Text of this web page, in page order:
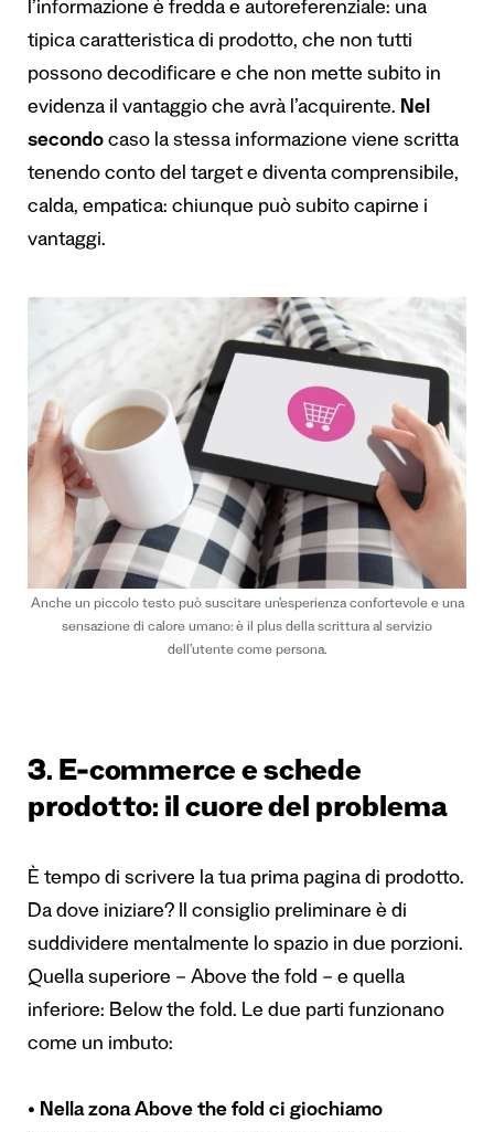
l’informazione è fredda e autoreferenziale: una
tipica caratteristica di prodotto, che non tutti
possono decodificare e che non mette subito in
evidenza il vantaggio che avrà l’acquirente. Nel
secondo caso la stessa informazione viene scritta
tenendo conto del target e diventa comprensibile,
calda, empatica: chiunque può subito capirne i
vantaggi.
Anche un piccolo testo può suscitare un’esperienza confortevole e una
sensazione di calore umano: è il plus della scrittura al servizio
dell’utente come persona.
3. E-commerce e schede
prodotto: il cuore del problema
È tempo di scrivere la tua prima pagina di prodotto.
Da dove iniziare? Il consiglio preliminare è di
suddividere mentalmente lo spazio in due porzioni.
Quella superiore – Above the fold – e quella
inferiore: Below the fold. Le due parti funzionano
come un imbuto:
• Nella zona Above the fold ci giochiamo